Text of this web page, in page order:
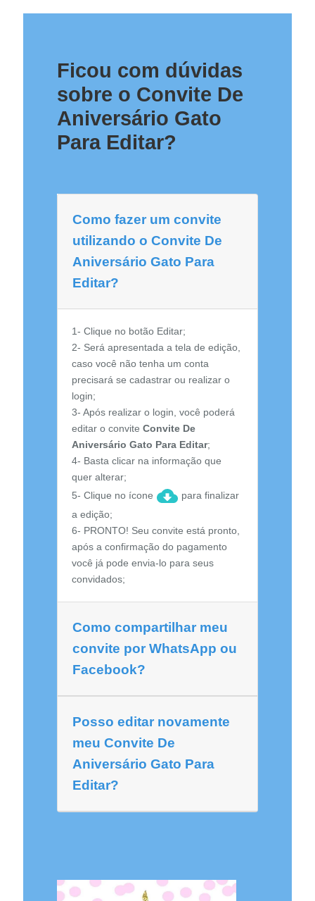
Ficou com dúvidas
sobre o Convite De
Aniversário Gato
Para Editar?
Como fazer um convite
utilizando o Convite De
Aniversário Gato Para
Editar?
1- Clique no botão Editar;
2- Será apresentada a tela de edição,
caso você não tenha um conta
precisará se cadastrar ou realizar o
login;
3- Após realizar o login, você poderá
editar o convite Convite De
Aniversário Gato Para Editar;
4- Basta clicar na informação que
quer alterar;
5- Clique no ícone
para finalizar
a edição;
6- PRONTO! Seu convite está pronto,
após a confirmação do pagamento
você já pode envia-lo para seus
convidados;
Como compartilhar meu
convite por WhatsApp ou
Facebook?
Posso editar novamente
meu Convite De
Aniversário Gato Para
Editar?